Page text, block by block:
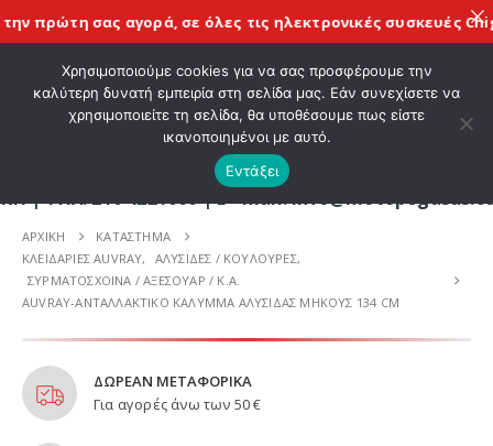
ΚΑΛΩΣ ΗΡΘΑΤΕ ΣΤΟ E-SHOP ΜΟΤΟ ΠΗΓΑΣΟΣ !
| E - mail: info@motopegasus.com |
ΑΡΧΙΚΉ
ΚΑΤΆΣΤΗΜΑ
ΚΛΕΙΔΑΡΙΕΣ AUVRAY, ΑΛΥΣΙΔΕΣ / ΚΟΥΛΟΥΡΕΣ,
ΣΥΡΜΑΤΟΣΧΟΙΝΑ / ΑΞΕΣΟΥΑΡ / Κ.Α.
AUVRAY-ΑΝΤΑΛΛΑΚΤΙΚΟ ΚΑΛΥΜΜΑ ΑΛΥΣΙΔΑΣ ΜΗΚΟΥΣ 134 CM
ΔΩΡΕΑΝ ΜΕΤΑΦΟΡΙΚΑ
Για αγορές άνω των 50 €
πρώτη σας αγορά, σε όλες τιςηλεκτρονικές συσκευές
Χρησιμοποιούμε cookies για να σας προσφέρουμε την
καλύτερη δυνατή εμπειρία στη σελίδα μας. Εάν συνεχίσετε να
χρησιμοποιείτε τη σελίδα, θα υποθέσουμε πως είστε
ικανοποιημένοι με αυτό.
Εντάξει